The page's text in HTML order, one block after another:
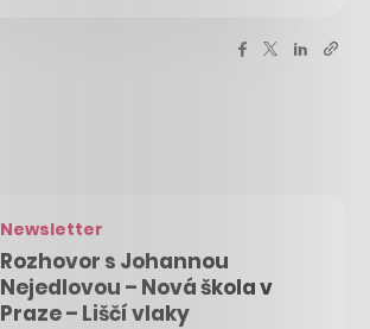
Newsletter
Rozhovor s Johannou
Nejedlovou – Nová škola v
Praze – Liščí vlaky